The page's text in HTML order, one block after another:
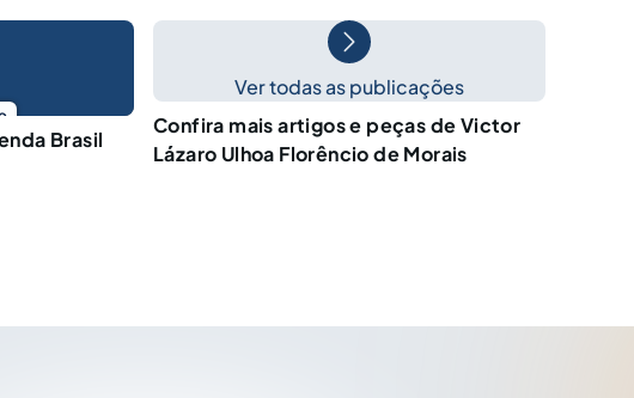
Brasil
Ver todas as publicações
Confira mais artigos e peças de Victor
Lázaro Ulhoa Florêncio de Morais